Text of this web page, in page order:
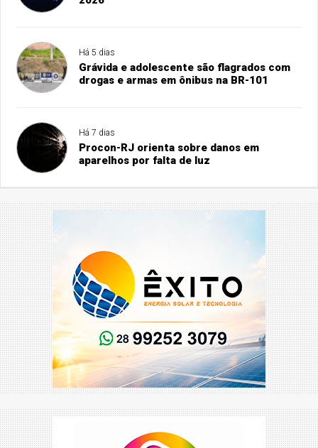
Há 5 dias
Grávida e adolescente são flagrados com
drogas e armas em ônibus na BR-101
Há 7 dias
Procon-RJ orienta sobre danos em
aparelhos por falta de luz